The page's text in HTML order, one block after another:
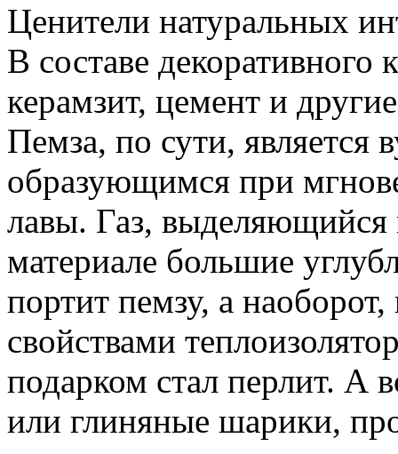
Ценители натуральных
В составе декоративного
керамзит, цемент и
Пемза, по сути, является
образующимся при
лавы. Газ, выделяющийся
материале большие
портит пемзу, а
свойствами
подарком стал перлит. А
или глиняные шарики,